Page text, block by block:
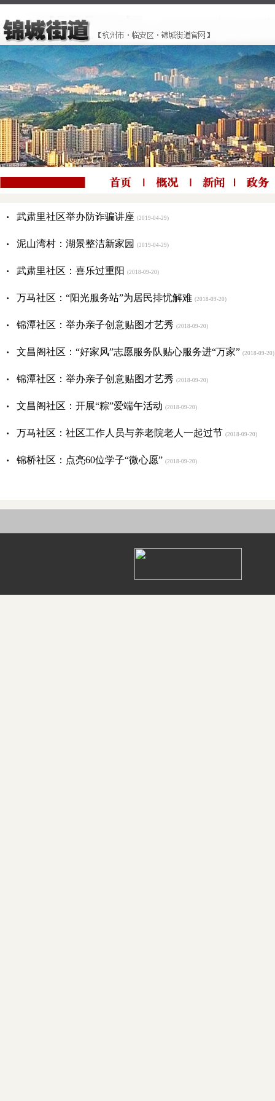
· 武肃里社区举办防诈骗讲座 (2019-04-29)
· 泥山湾村：湖景整洁新家园 (2019-04-29)
· 武肃里社区：喜乐过重阳 (2018-09-20)
· 万马社区：“阳光服务站”为居民排忧解难 (2018-09-20)
· 锦潭社区：举办亲子创意贴图才艺秀 (2018-09-20)
· 文昌阁社区：“好家风”志愿服务队贴心服务进“万家” (2018-09-20)
· 锦潭社区：举办亲子创意贴图才艺秀 (2018-09-20)
· 文昌阁社区：开展“粽”爱端午活动 (2018-09-20)
· 万马社区：社区工作人员与养老院老人一起过节 (2018-09-20)
· 锦桥社区：点亮60位学子“微心愿” (2018-09-20)